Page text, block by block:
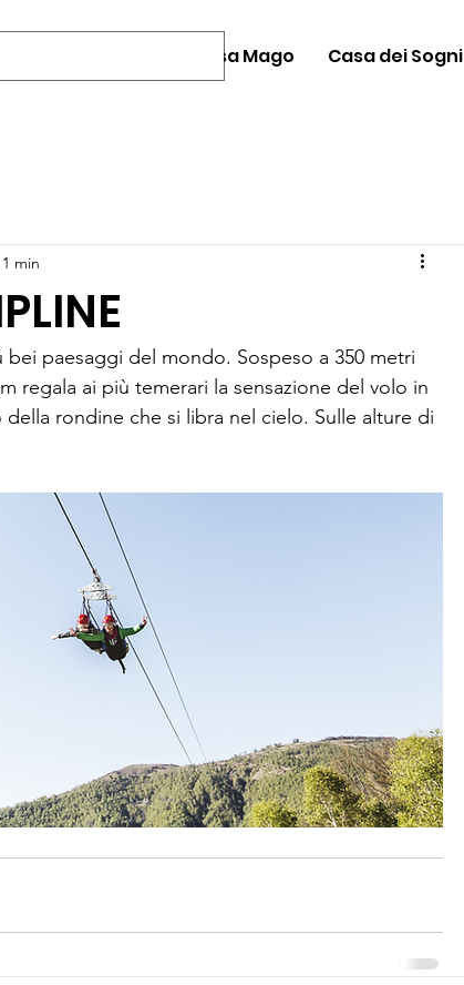
Casa Mago Casa dei Sogni
min
bei paesaggi del mondo. Sospeso a 350 metri
regala ai più temerari la sensazione del volo in
rondine che si libra nel cielo. Sulle alture di